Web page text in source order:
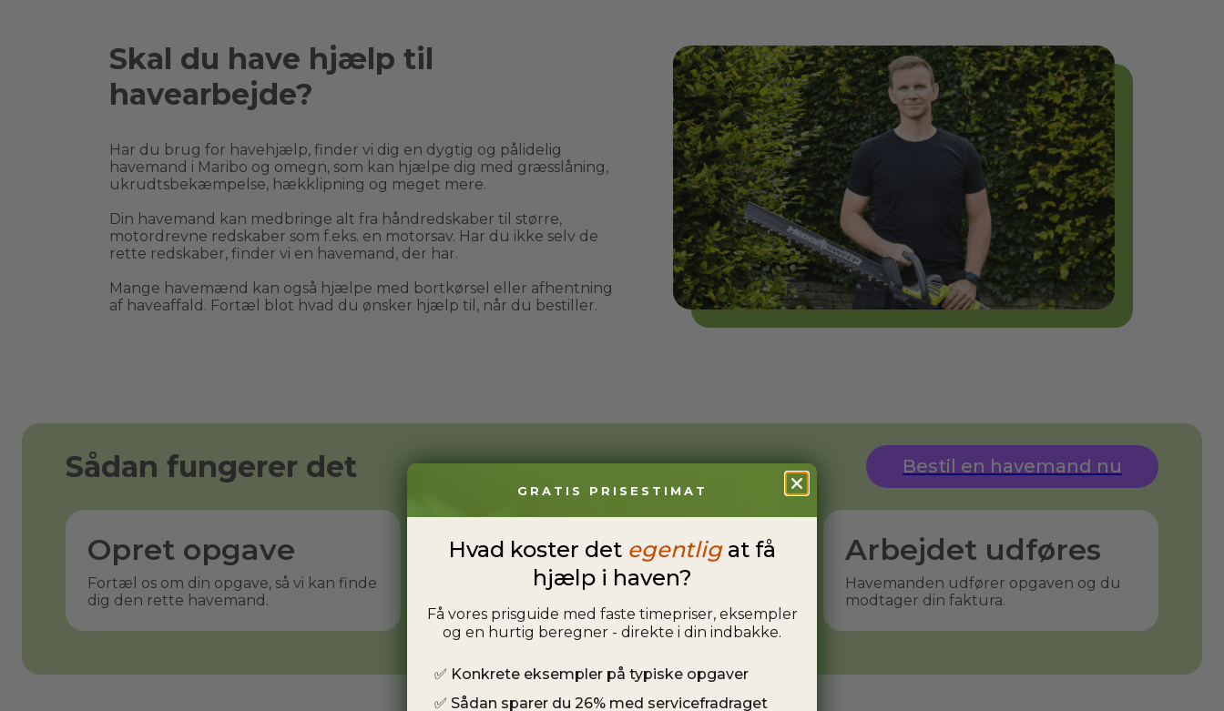
Skal du have hjælp til
havearbejde?
Har du brug for havehjælp, finder vi dig en dygtig og pålidelig
havemand i Maribo og omegn, som kan hjælpe dig med græsslåning,
ukrudtsbekæmpelse, hækklipning og meget mere.
Din havemand kan medbringe alt fra håndredskaber til større,
motordrevne redskaber som f.eks. en motorsav. Har du ikke selv de
rette redskaber, finder vi en havemand, der har.
Mange havemænd kan også hjælpe med bortkørsel eller afhentning
af haveaffald. Fortæl blot hvad du ønsker hjælp til, når du bestiller.
Sådan fungerer det Bestil en havemand nu
Opret opgave
Fortæl os om din opgave, så vi kan finde
dig den rette havemand.
Planlæg besøg
Tal opgaven igennem med din
Arbejdet udføres
Havemanden udfører opgaven og du
modtager din faktura.
GRATIS PRISESTIMAT
Hvad koster det egentligat få
hjælp i haven?
Få vores prisguide med faste timepriser, eksempler
og en hurtig beregner - direkte i din indbakke.
✅ Konkrete eksempler på typiske opgaver
✅ Sådan sparer du 26% med servicefradraget